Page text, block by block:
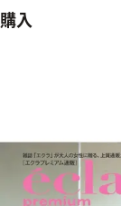
購入